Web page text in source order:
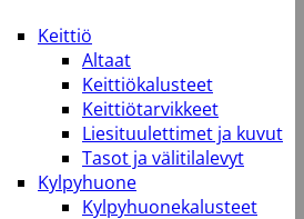
Keittiö
Altaat
Keittiökalusteet
Keittiötarvikkeet
Liesituulettimet ja kuvut
Tasot ja välitilalevyt
Kylpyhuone
Kylpyhuonekalusteet